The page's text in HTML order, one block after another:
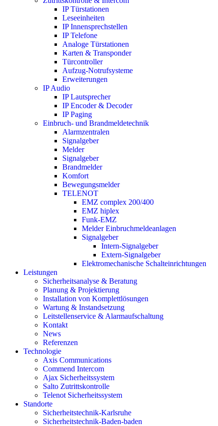
IP Türstationen
Leseeinheiten
IP Innensprechstellen
IP Telefone
Analoge Türstationen
Karten & Transponder
Türcontroller
Aufzug-Notrufsysteme
Erweiterungen
IP Audio
IP Lautsprecher
IP Encoder & Decoder
IP Paging
Einbruch- und Brandmeldetechnik
Alarmzentralen
Signalgeber
Melder
Signalgeber
Brandmelder
Komfort
Bewegungsmelder
TELENOT
EMZ complex 200/400
EMZ hiplex
Funk-EMZ
Melder Einbruchmeldeanlagen
Signalgeber
Intern-Signalgeber
Extern-Signalgeber
Elektromechanische Schalteinrichtungen
Leistungen
Sicherheitsanalyse & Beratung
Planung & Projektierung​
Installation von Komplettlösungen
Wartung & Instandsetzung
Leitstellenservice & Alarmaufschaltung
Kontakt
News
Referenzen
Technologie
Axis Communications
Commend Intercom
Ajax Sicherheitssystem​
Salto Zutrittskontrolle
Telenot Sicherheitssystem
Standorte
Sicherheitstechnik-Karlsruhe
Sicherheitstechnik-Baden-baden